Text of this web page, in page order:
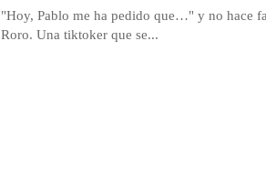
"Hoy, Pablo me ha pedido que…" y no hace
Roro. Una tiktoker que se...